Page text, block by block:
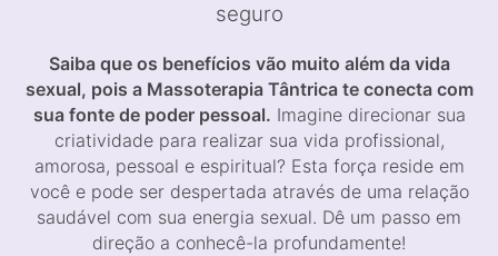
seguro
Saiba que os benefícios vão muito além da vida
sexual, pois a Massoterapia Tântrica te conecta com
sua fonte de poder pessoal. Imagine direcionar sua
criatividade para realizar sua vida profissional,
amorosa, pessoal e espiritual? Esta força reside em
você e pode ser despertada através de uma relação
saudável com sua energia sexual. Dê um passo em
direção a conhecê-la profundamente!